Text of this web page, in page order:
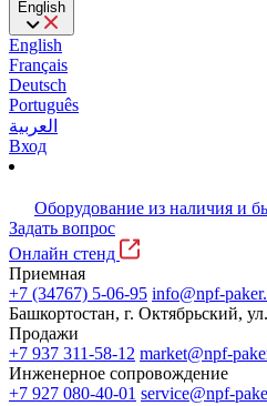
English
English
Français
Deutsch
Português
العربية
Вход
Оборудование из наличия и
Задать вопрос
Онлайн стенд
Приемная
+7 (34767) 5-06-95 info@npf-
Башкортостан, г. Октябрьский,
Продажи
+7 937 311-58-12 market@npf-
Инженерное сопровождение
+7 927 080-40-01 service@npf-